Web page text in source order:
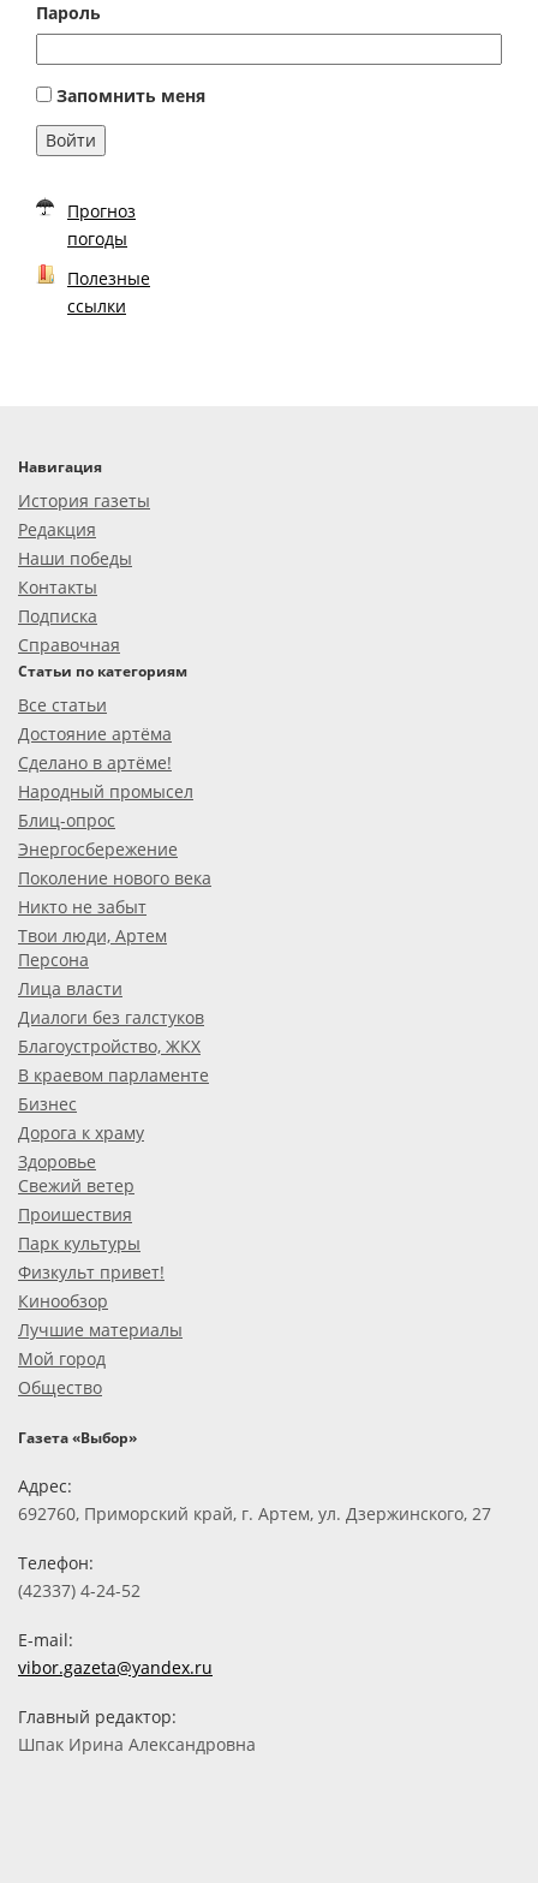
Пароль
Запомнить меня
Войти
Прогноз
погоды
Полезные
ссылки
Навигация
История газеты
Редакция
Наши победы
Контакты
Подписка
Справочная
Статьи по категориям
Все статьи
Достояние артёма
Сделано в артёме!
Народный промысел
Блиц-опрос
Энергосбережение
Поколение нового века
Никто не забыт
Твои люди, Артем
Персона
Лица власти
Диалоги без галстуков
Благоустройство, ЖКХ
В краевом парламенте
Бизнес
Дорога к храму
Здоровье
Свежий ветер
Проишествия
Парк культуры
Физкульт привет!
Кинообзор
Лучшие материалы
Мой город
Общество
Газета «Выбор»
Адрес:
692760, Приморский край, г. Артем, ул. Дзержинского, 27
Телефон:
(42337) 4-24-52
E-mail:
vibor.gazeta@yandex.ru
Главный редактор:
Шпак Ирина Александровна